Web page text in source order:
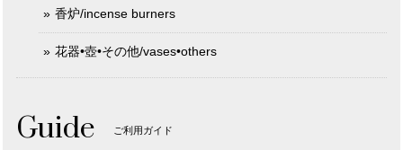
香炉/incense burners
花器•壺•その他/vases•others
Guide ご利用ガイド